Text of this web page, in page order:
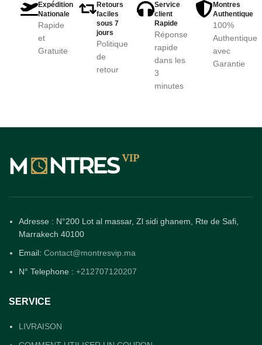
Expédition
Nationale
Rapide
et
Gratuite
Retours
faciles
sous 7
jours
Politique
de
retour
Service
client
Rapide
Réponse
rapide
dans les
3
minutes
Montres
Authentique
100%
Authentique
avec
Garantie
Adresse : N°200 Lot al massar, Zl sidi ghanem, Rte de Safi,
Marrakech 40100
Email: Contact@montresvip.ma
N° Telephone : +212707120207
SERVICE
LIVRAISON